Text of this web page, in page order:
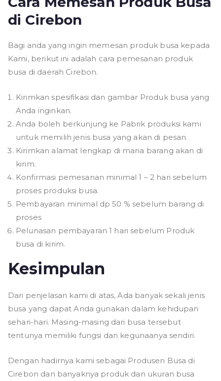
di Cirebon
Bagi anda yang ingin memesan produk busa kepada
Kami, berikut ini adalah cara pemesanan produk
busa di daerah Cirebon.
Kirimkan spesifikasi dan gambar Produk busa yang
Anda inginkan.
Anda boleh berkunjung ke Pabrik produksi kami
untuk memilih jenis busa yang akan di pesan.
Kirimkan alamat lengkap di mana barang akan di
kirim.
Konfirmasi pemesanan minimal 1 – 2 hari sebelum
proses produksi busa.
Pembayaran minimal dp 50 % sebelum barang di
proses
Pelunasan pembayaran 1 hari sebelum Produk
busa di kirim.
Kesimpulan
Dari penjelasan kami di atas, Ada banyak sekali jenis
busa yang dapat Anda gunakan dalam kehidupan
sehari-hari. Masing-masing dari busa tersebut
tentunya memiliki fungsi dan kegunaanya sendiri.
Dengan hadirnya kami sebagai Produsen Busa di
Cirebon dan banyaknya produk dan ukuran busa